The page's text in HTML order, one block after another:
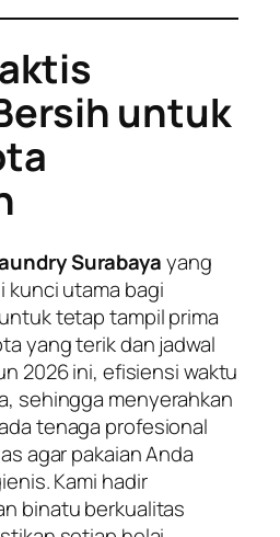
untuk
Surabayayang
kunci utama bagi
tetap tampil prima
yang terik dan jadwal
2026 ini, efisiensi waktu
sehingga menyerahkan
tenaga profesional
agar pakaian Anda
Kami hadir
binatu berkualitas